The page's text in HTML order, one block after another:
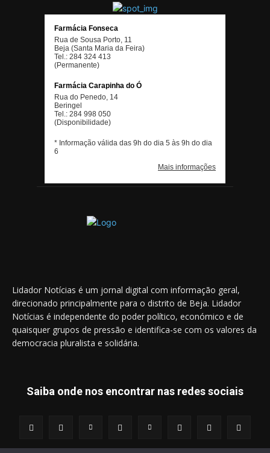
Lidador Notícias é um jornal digital com informação geral,
direcionado principalmente para o distrito de Beja. Lidador
Notícias é independente do poder político, económico e de
quaisquer grupos de pressão e identifica-se com os valores da
democracia pluralista e solidária.
Saiba onde nos encontrar nas redes sociais